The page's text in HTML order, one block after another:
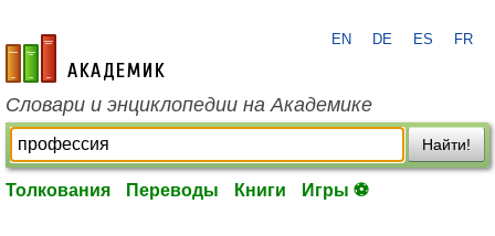
academic.ru
EN DE ES FR
Словари и энциклопедии на Академике
Найти!
Толкования Переводы Книги Игры ⚽